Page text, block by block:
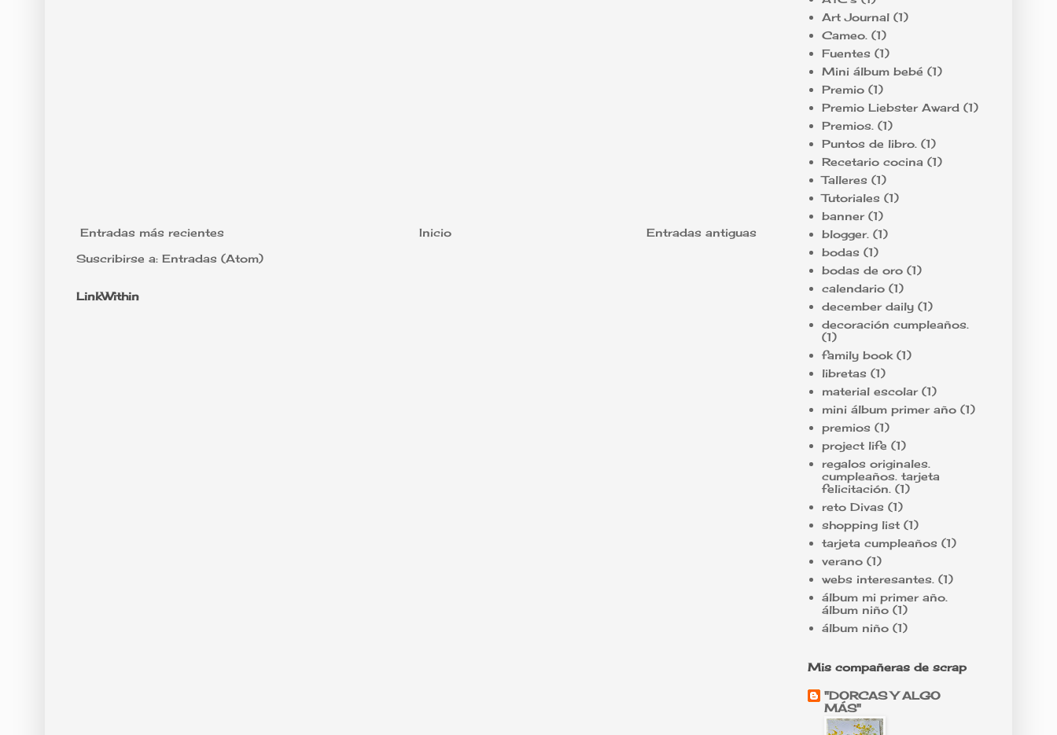
Entradas más recientes Entradas antiguas
Inicio
Suscribirse a: Entradas (Atom)
LinkWithin
Art Journal (1)
Cameo. (1)
Fuentes (1)
Mini álbum bebé (1)
Premio (1)
Premio Liebster Award (1)
Premios. (1)
Puntos de libro. (1)
Recetario cocina (1)
Talleres (1)
Tutoriales (1)
banner (1)
blogger. (1)
bodas (1)
bodas de oro (1)
calendario (1)
december daily (1)
decoración cumpleaños.
(1)
family book (1)
libretas (1)
material escolar (1)
mini álbum primer año (1)
premios (1)
project life (1)
regalos originales.
cumpleaños. tarjeta
felicitación. (1)
reto Divas (1)
shopping list (1)
tarjeta cumpleaños (1)
verano (1)
webs interesantes. (1)
álbum mi primer año.
álbum niño (1)
álbum niño (1)
Mis compañeras de scrap
"DORCAS Y ALGO
MÁS"